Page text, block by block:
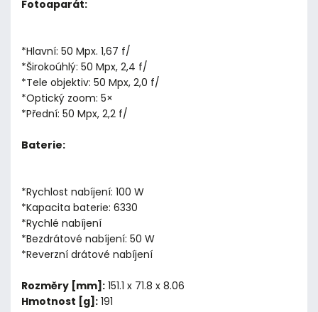
Fotoaparát:
*Hlavní: 50 Mpx. 1,67 f/
*Širokoúhlý: 50 Mpx, 2,4 f/
*Tele objektiv: 50 Mpx, 2,0 f/
*Optický zoom: 5×
*Přední: 50 Mpx, 2,2 f/
Baterie:
*Rychlost nabíjení: 100 W
*Kapacita baterie: 6330
*Rychlé nabíjení
*Bezdrátové nabíjení: 50 W
*Reverzní drátové nabíjení
Rozměry [mm]: 151.1 x 71.8 x 8.06
Hmotnost [g]: 191